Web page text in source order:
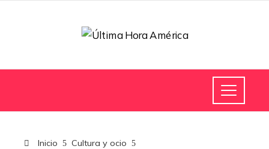
Inicio
Cultura y ocio